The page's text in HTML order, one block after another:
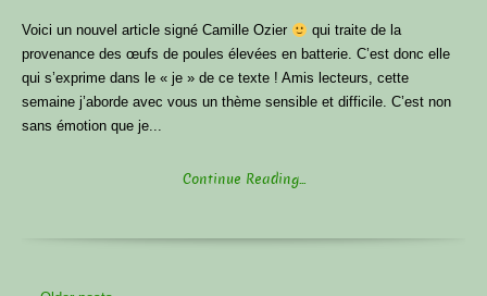
Voici un nouvel article signé Camille Ozier
qui traite de la
provenance des œufs de poules élevées en batterie. C’est donc elle
qui s’exprime dans le « je » de ce texte ! Amis lecteurs, cette
semaine j’aborde avec vous un thème sensible et difficile. C’est non
sans émotion que je...
Continue Reading...